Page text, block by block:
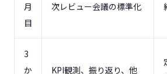
月
目
次レビュー会議の標準化
3
か
KPI観測、振り返り、他